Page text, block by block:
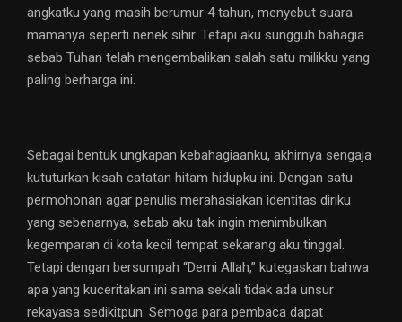
angkatku yang masih berumur 4 tahun, menyebut suara
mamanya seperti nenek sihir. Tetapi aku sungguh bahagia
sebab Tuhan telah mengembalikan salah satu milikku yang
paling berharga ini.
Sebagai bentuk ungkapan kebahagiaanku, akhirnya sengaja
kututurkan kisah catatan hitam hidupku ini. Dengan satu
permohonan agar penulis merahasiakan identitas diriku
yang sebenarnya, sebab aku tak ingin menimbulkan
kegemparan di kota kecil tempat sekarang aku tinggal.
Tetapi dengan bersumpah “Demi Allah,” kutegaskan bahwa
apa yang kuceritakan ini sama sekali tidak ada unsur
rekayasa sedikitpun. Semoga para pembaca dapat